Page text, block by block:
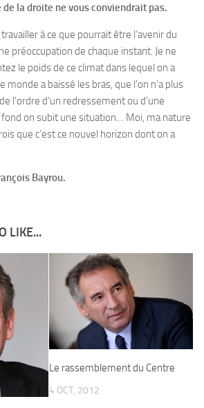
la droite ne vous conviendrait pas.
travailler à ce que pourrait être l’avenir du
préoccupation de chaque instant. Je ne
le poids de ce climat dans lequel on a
monde a baissé les bras, que l’on n’a plus
l’ordre d’un redressement ou d’une
fond on subit une situation… Moi, ma nature
que c’est ce nouvel horizon dont on a
Bayrou.
LIKE...
Le rassemblement du Centre
4 OCT, 2012